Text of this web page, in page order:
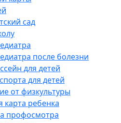
сад
после болезни
для детей
для детей
от физкультуры
карта ребенка
профосмотра